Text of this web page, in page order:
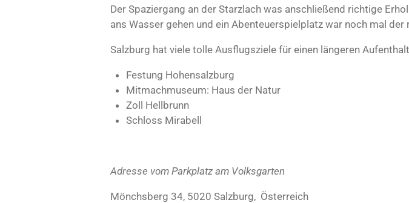
n
e
Der Spaziergang an der Starzlach was anschließend richtige
ans Wasser gehen und ein Abenteuerspielplatz war noch mal
Salzburg hat viele tolle Ausflugsziele für einen längeren
Festung Hohensalzburg
Mitmachmuseum: Haus der Natur
Zoll Hellbrunn
Schloss Mirabell
Adresse vom Parkplatz am Volksgarten
Mönchsberg 34, 5020 Salzburg, Österreich